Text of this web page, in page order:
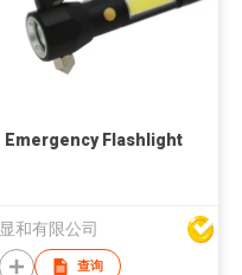
Emergency Flashlight
显和有限公司
查询